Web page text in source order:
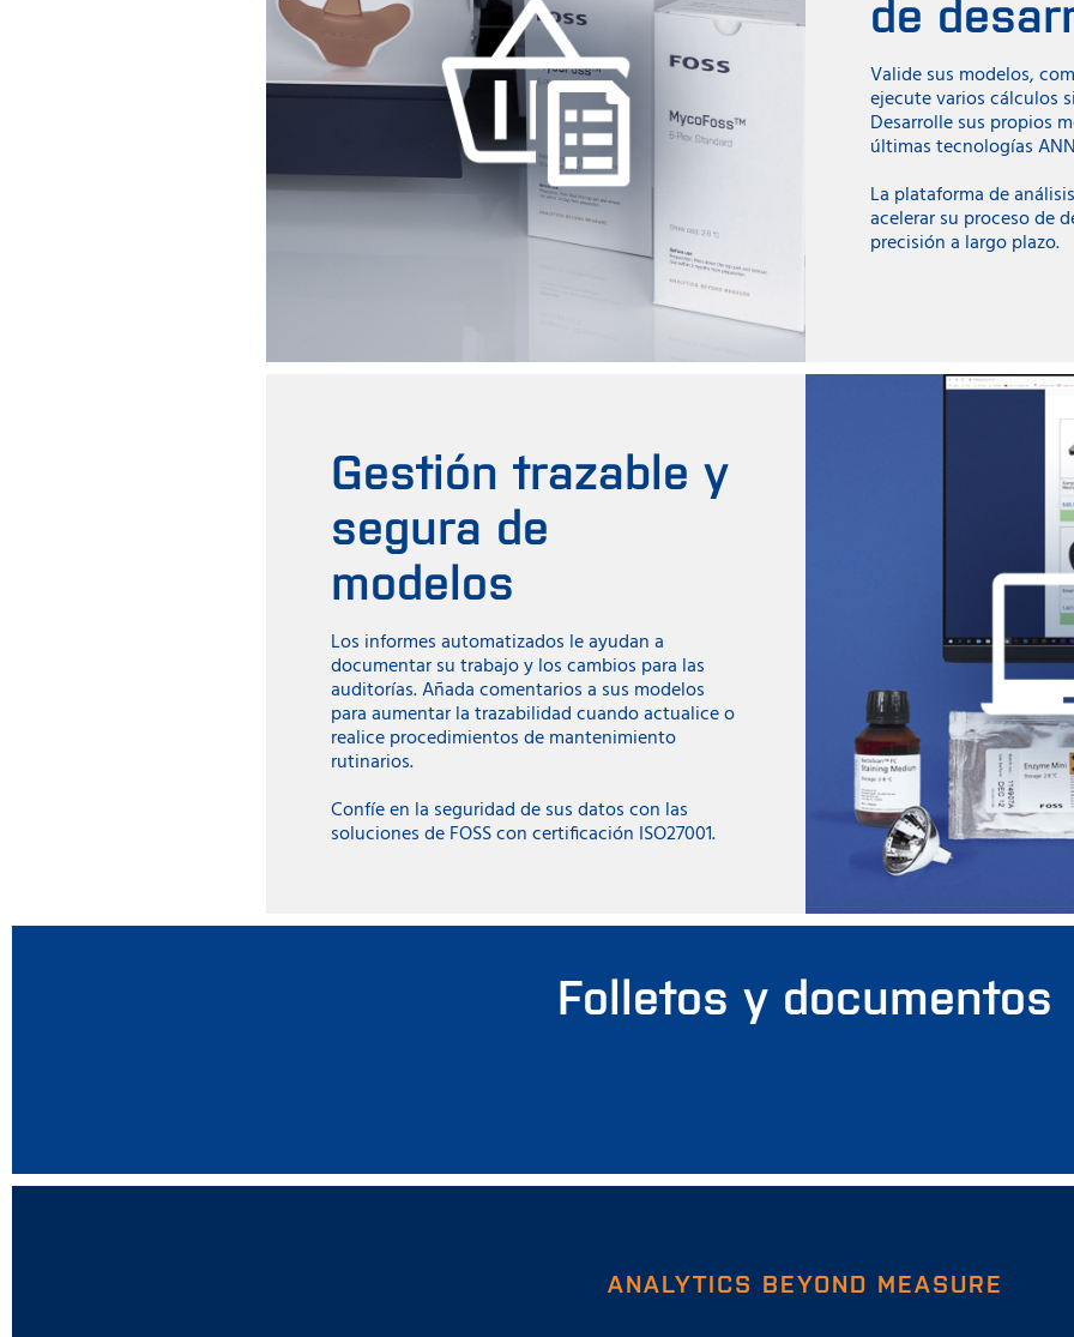
Valide sus modelos,
ejecute varios cálculos
Desarrolle sus propios
últimas tecnologías
La plataforma de
acelerar su proceso de
precisión a largo plazo.
Gestión trazable y
segura de
modelos
Los informes automatizados le ayudan a
documentar su trabajo y los cambios para las
auditorías. Añada comentarios a sus modelos
para aumentar la trazabilidad cuando actualice o
realice procedimientos de mantenimiento
rutinarios.
Confíe en la seguridad de sus datos con las
soluciones de FOSS con certificación ISO27001.
Folletos y documentos
ANALYTICS BEYOND MEASURE